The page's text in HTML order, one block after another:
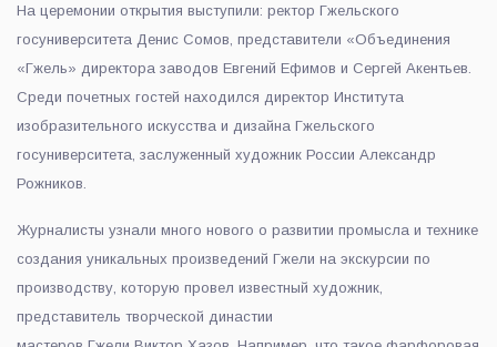
На церемонии открытия выступили: ректор Гжельского
госуниверситета Денис Сомов, представители «Объединения
«Гжель» директора заводов Евгений Ефимов и Сергей Акентьев.
Среди почетных гостей находился директор Института
изобразительного искусства и дизайна Гжельского
госуниверситета, заслуженный художник России Александр
Рожников.
Журналисты узнали много нового о развитии промысла и технике
создания уникальных произведений Гжели на экскурсии по
производству, которую провел известный художник,
представитель творческой династии